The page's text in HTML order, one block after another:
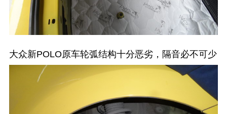
大众新POLO原车轮弧结构十分恶劣，隔音必不可少